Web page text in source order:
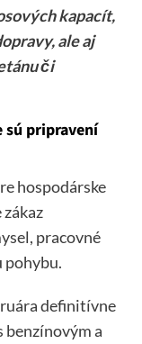
kapacít,
ale aj
či
sú pripravení
hospodárske
pracovné
pohybu.
definitívne
benzínovým a